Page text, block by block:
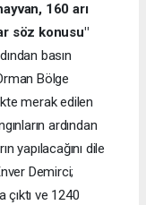
160 arı
söz konusu"
basın
Bölge
merak edilen
ardından
yapılacağını dile
Demirci;
çıktı ve 1240